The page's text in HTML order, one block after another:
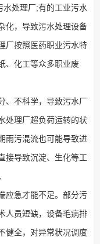
水处理厂;有的工业污水
化，导致污水处理设备
厂按照医药职业污水特
、化工等众多职业废
不科学，导致污水厂
处理厂超负荷运转的状
雨污混流也可能导致进
接导致沉淀、生化等工
急才能不足。部分污
人员短缺，设备毛病排
健全，对异常状况调度